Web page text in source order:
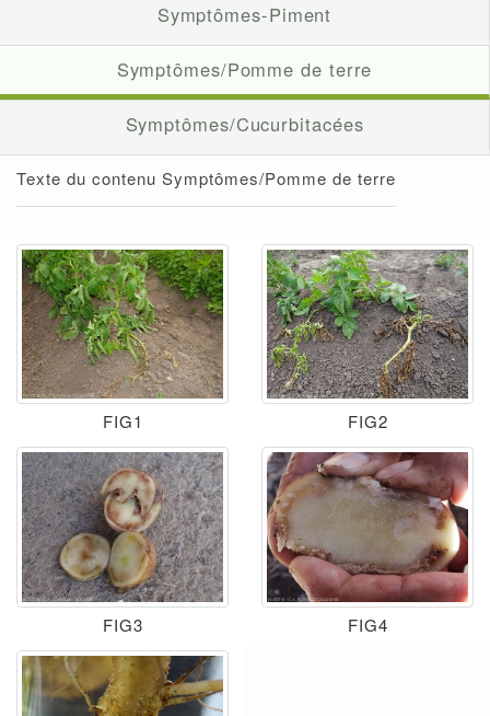
Symptômes-Piment
Symptômes/Pomme de terre
Symptômes/Cucurbitacées
Texte du contenu Symptômes/Pomme de terre
FIG1 FIG2
FIG3 FIG4